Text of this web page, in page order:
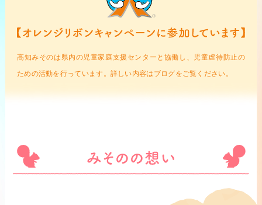
高知みそのは県内の児童家庭支援センターと協働し、児童虐待防止の
ための活動を行っています。詳しい内容はブログをご覧ください。